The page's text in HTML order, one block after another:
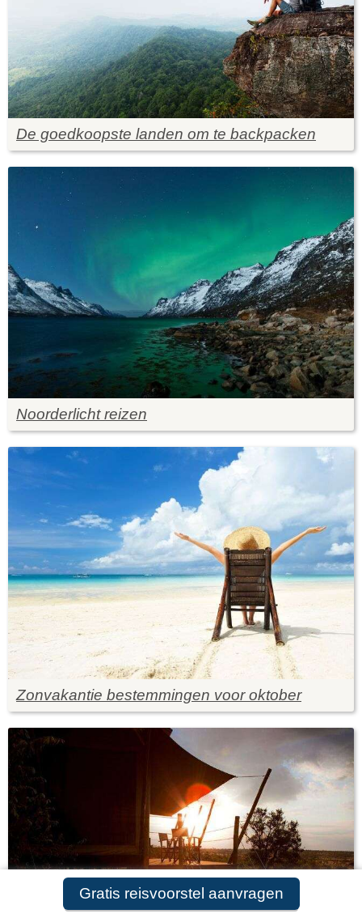
Gratis reisvoorstel aanvragen
De goedkoopste landen om te backpacken
Noorderlicht reizen
Zonvakantie bestemmingen voor oktober